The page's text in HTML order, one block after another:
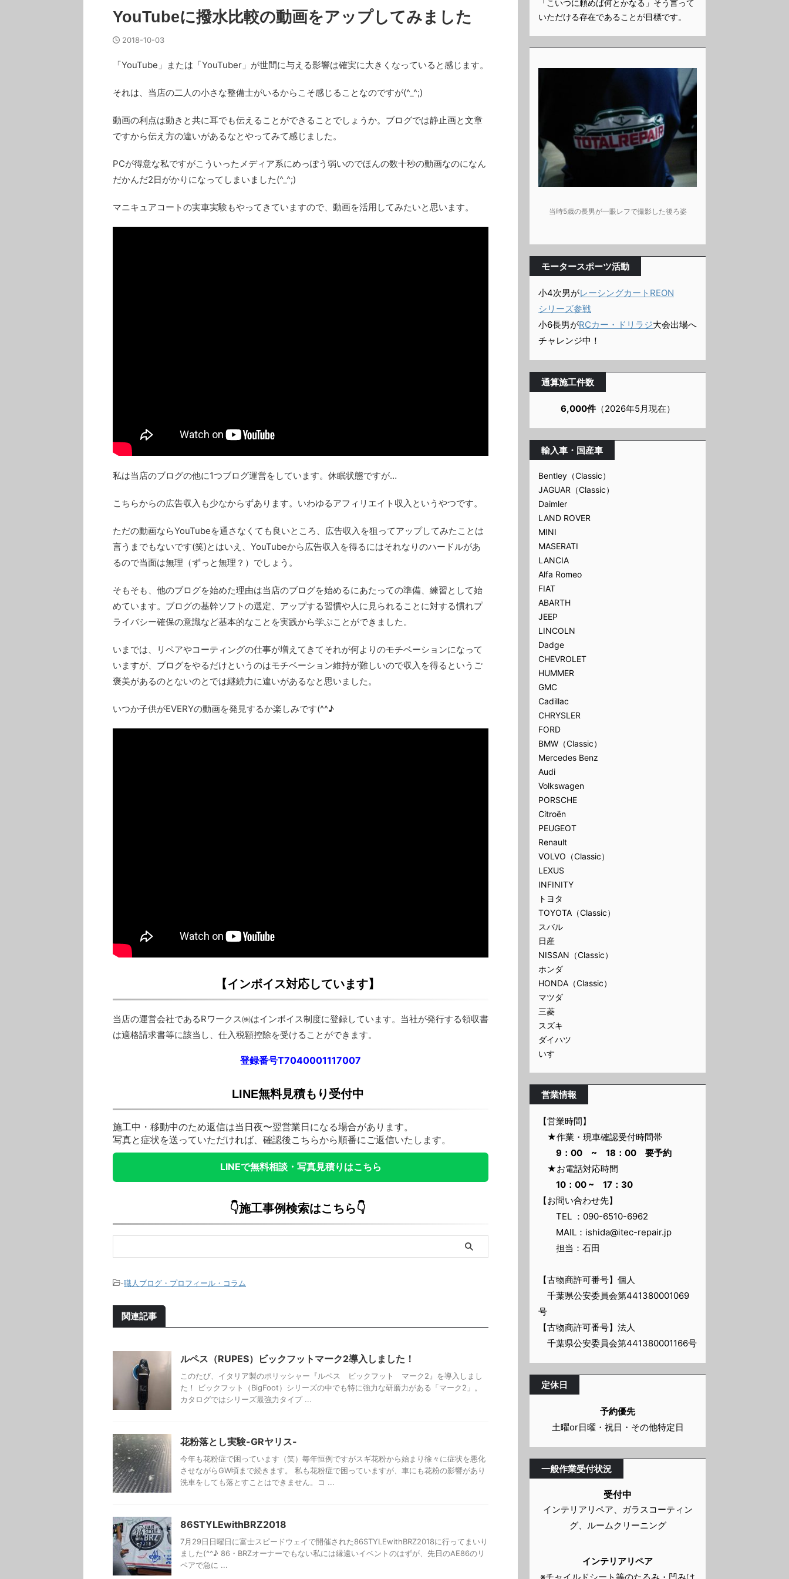
YouTubeに撥水比較の動画をアップしてみました
2018-10-03
「YouTube」または「YouTuber」が世間に与える影響は確実に大きくなっていると感じます。
それは、当店の二人の小さな整備士がいるからこそ感じることなのですが(^_^;)
動画の利点は動きと共に耳でも伝えることができることでしょうか。ブログでは静止画と文章
ですから伝え方の違いがあるなとやってみて感じました。
PCが得意な私ですがこういったメディア系にめっぽう弱いのでほんの数十秒の動画なのになん
だかんだ2日がかりになってしまいました(^_^;)
マニキュアコートの実車実験もやってきていますので、動画を活用してみたいと思います。
私は当店のブログの他に1つブログ運営をしています。休眠状態ですが…
こちらからの広告収入も少なからずあります。いわゆるアフィリエイト収入というやつです。
ただの動画ならYouTubeを通さなくても良いところ、広告収入を狙ってアップしてみたことは
言うまでもないです(笑)とはいえ、YouTubeから広告収入を得るにはそれなりのハードルがあ
るので当面は無理（ずっと無理？）でしょう。
そもそも、他のブログを始めた理由は当店のブログを始めるにあたっての準備、練習として始
めています。ブログの基幹ソフトの選定、アップする習慣や人に見られることに対する慣れプ
ライバシー確保の意識など基本的なことを実践から学ぶことができました。
いまでは、リペアやコーティングの仕事が増えてきてそれが何よりのモチベーションになって
いますが、ブログをやるだけというのはモチベーション維持が難しいので収入を得るというご
褒美があるのとないのとでは継続力に違いがあるなと思いました。
いつか子供がEVERYの動画を発見するか楽しみです(^^♪
【インボイス対応しています】
当店の運営会社であるRワークス㈱はインボイス制度に登録しています。当社が発行する領収書
は適格請求書等に該当し、仕入税額控除を受けることができます。
登録番号T7040001117007
LINE無料見積もり受付中
施工中・移動中のため返信は当日夜〜翌営業日になる場合があります。
写真と症状を送っていただければ、確認後こちらから順番にご返信いたします。
LINEで無料相談・写真見積りはこちら
👇施工事例検索はこちら👇
-職人ブログ・プロフィール・コラム
関連記事
ルペス（RUPES）ビックフットマーク2導入しました！
このたび、イタリア製のポリッシャー『ルペス ビックフット マーク2』を導入しまし
た！ ビックフット（BigFoot）シリーズの中でも特に強力な研磨力がある「マーク2」。
カタログではシリーズ最強力タイプ ...
花粉落とし実験-GRヤリス-
今年も花粉症で困っています（笑）毎年恒例ですがスギ花粉から始まり徐々に症状を悪化
させながらGW頃まで続きます。 私も花粉症で困っていますが、車にも花粉の影響があり
洗車をしても落とすことはできません。コ ...
86STYLEwithBRZ2018
7月29日日曜日に富士スピードウェイで開催された86STYLEwithBRZ2018に行ってまいり
ました(^^♪ 86・BRZオーナーでもない私には縁遠いイベントのはずが、先日のAE86のリ
ペアで急に ...
「こいつに頼めば何とかなる」そう言って
いただける存在であることが目標です。
当時5歳の長男が一眼レフで撮影した後ろ姿
モータースポーツ活動
小4次男がレーシングカートREON
シリーズ参戦
小6長男がRCカー・ドリラジ大会出場へ
チャレンジ中！
通算施工件数
6,000件（2026年5月現在）
輸入車・国産車
Bentley（Classic）
JAGUAR（Classic）
Daimler
LAND ROVER
MINI
MASERATI
LANCIA
Alfa Romeo
FIAT
ABARTH
JEEP
LINCOLN
Dadge
CHEVROLET
HUMMER
GMC
Cadillac
CHRYSLER
FORD
BMW（Classic）
Mercedes Benz
Audi
Volkswagen
PORSCHE
Citroën
PEUGEOT
Renault
VOLVO（Classic）
LEXUS
INFINITY
トヨタ
TOYOTA（Classic）
スバル
日産
NISSAN（Classic）
ホンダ
HONDA（Classic）
マツダ
三菱
スズキ
ダイハツ
いすゞ
営業情報
【営業時間】
★作業・現車確認受付時間帯
9：00 ~ 18：00 要予約
★お電話対応時間
10：00 ~ 17：30
【お問い合わせ先】
TEL ：090-6510-6962
MAIL：ishida@itec-repair.jp
担当：石田
【古物商許可番号】個人
千葉県公安委員会第441380001069
号
【古物商許可番号】法人
千葉県公安委員会第441380001166号
定休日
予約優先
土曜or日曜・祝日・その他特定日
一般作業受付状況
受付中
インテリアリペア、ガラスコーティン
グ、ルームクリーニング
インテリアリペア